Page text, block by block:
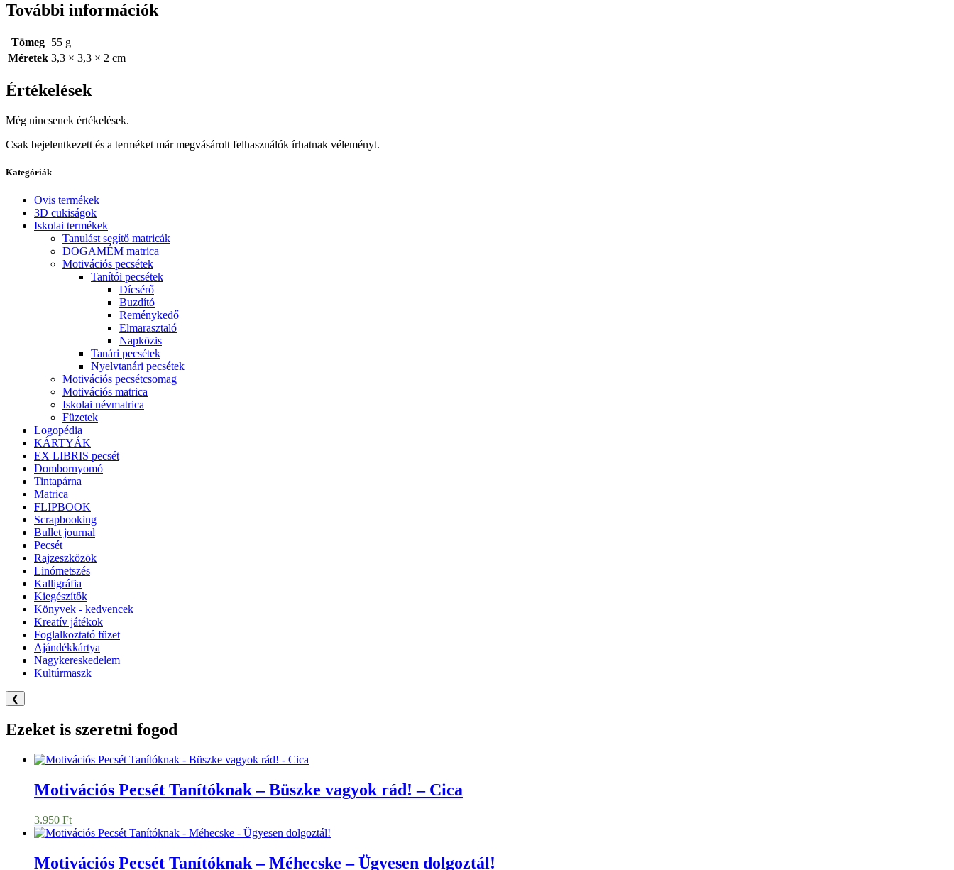
További információk
Tömeg 55 g
Méretek 3,3 × 3,3 × 2 cm
Értékelések
Még nincsenek értékelések.
Csak bejelentkezett és a terméket már megvásárolt felhasználók írhatnak véleményt.
Kategóriák
Ovis termékek
3D cukiságok
Iskolai termékek
Tanulást segítő matricák
DOGAMÉM matrica
Motivációs pecsétek
Tanítói pecsétek
Dícsérő
Buzdító
Reménykedő
Elmarasztaló
Napközis
Tanári pecsétek
Nyelvtanári pecsétek
Motivációs pecsétcsomag
Motivációs matrica
Iskolai névmatrica
Füzetek
Logopédia
KÁRTYÁK
EX LIBRIS pecsét
Dombornyomó
Tintapárna
Matrica
FLIPBOOK
Scrapbooking
Bullet journal
Pecsét
Rajzeszközök
Linómetszés
Kalligráfia
Kiegészítők
Könyvek - kedvencek
Kreatív játékok
Foglalkoztató füzet
Ajándékkártya
Nagykereskedelem
Kultúrmaszk
❮
Ezeket is szeretni fogod
Motivációs Pecsét Tanítóknak – Büszke vagyok rád! – Cica
3.950 Ft
Motivációs Pecsét Tanítóknak – Méhecske – Ügyesen dolgoztál!